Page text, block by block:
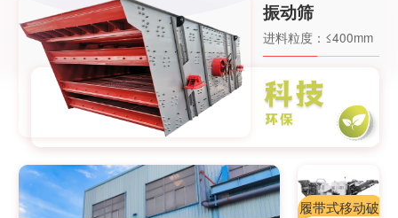
振动筛
进料粒度： ≤400mm
履带式移动破